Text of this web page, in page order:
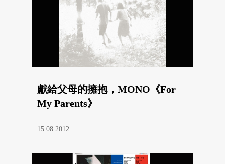
獻給父母的擁抱，MONO《For
My Parents》
15.08.2012